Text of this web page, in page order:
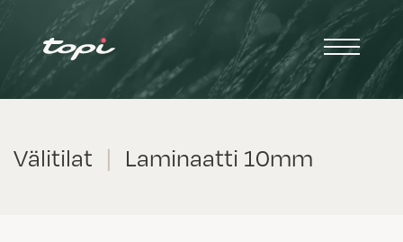
Välitilat | Laminaatti 10mm